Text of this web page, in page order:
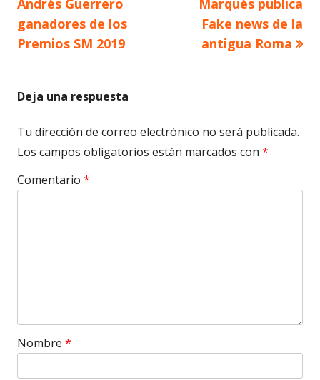
de
entradas
Andrés Guerrero
ganadores de los
Premios SM 2019
Marqués publica
Fake news de la
antigua Roma
Deja una respuesta
Tu dirección de correo electrónico no será publicada.
Los campos obligatorios están marcados con *
Comentario *
Nombre *